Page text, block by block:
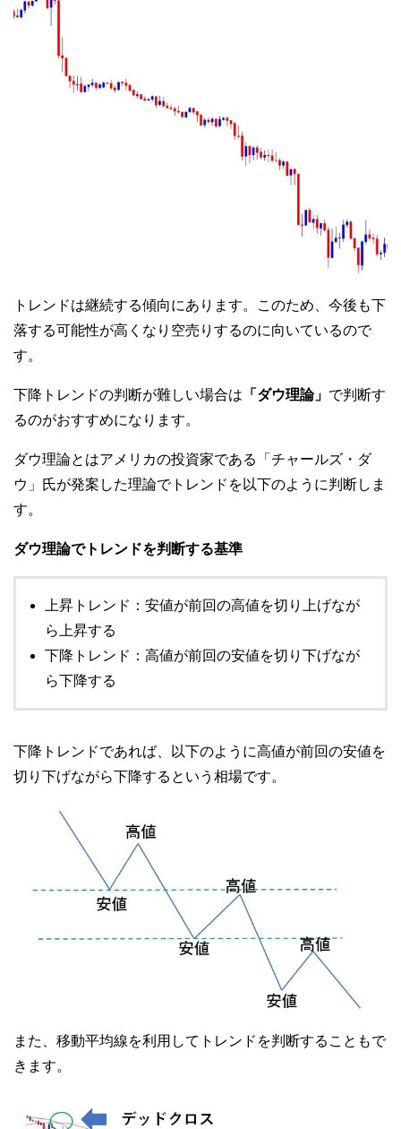
トレンドは継続する傾向にあります。このため、今後も下
落する可能性が高くなり空売りするのに向いているので
す。
下降トレンドの判断が難しい場合は 「ダウ理論」 で判断す
るのがおすすめになります。
ダウ理論とはアメリカの投資家である「チャールズ・ダ
ウ」氏が発案した理論でトレンドを以下のように判断しま
す。
ダウ理論でトレンドを判断する基準
上昇トレンド：安値が前回の高値を切り上げなが
ら上昇する
下降トレンド：高値が前回の安値を切り下げなが
ら下降する
下降トレンドであれば、以下のように高値が前回の安値を
切り下げながら下降するという相場です。
また、移動平均線を利用してトレンドを判断することもで
きます。